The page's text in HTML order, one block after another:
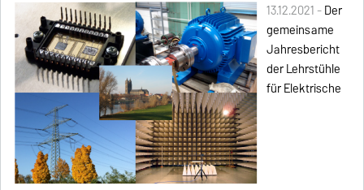
13.12.2021 -Der
gemeinsame
Jahresbericht
der Lehrstühle
für Elektrische